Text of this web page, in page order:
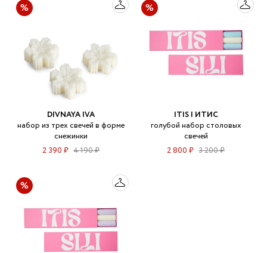
DIVNAYA IVA
набор из трех свечей в форме
снежинки
2 390 ₽ 4 190 ₽
ITIS | ИТИС
голубой набор столовых
свечей
2 800 ₽ 3 200 ₽